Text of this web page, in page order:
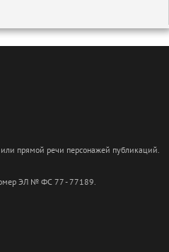
прямой речи персонажей публикаций.
ЭЛ № ФС 77 - 77189.